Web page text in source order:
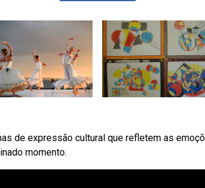
de expressão cultural que refletem as
momento.